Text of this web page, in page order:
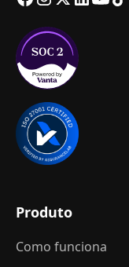
Produto
Como funciona